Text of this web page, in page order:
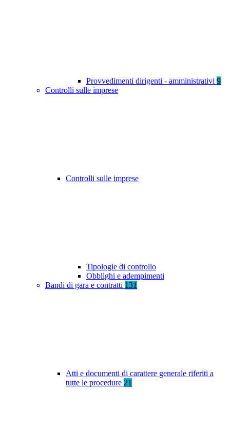
Provvedimenti dirigenti - amministrativi 9
Controlli sulle imprese
Controlli sulle imprese
Tipologie di controllo
Obblighi e adempimenti
Bandi di gara e contratti 131
Atti e documenti di carattere generale riferiti a
tutte le procedure 21